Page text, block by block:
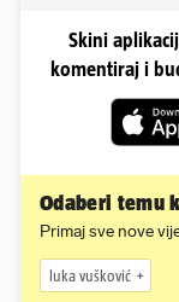
Skini
komentiraj i
Odaberi temu
Primaj sve nove
luka vušković